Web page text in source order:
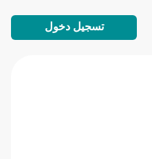
تسجيل دخول